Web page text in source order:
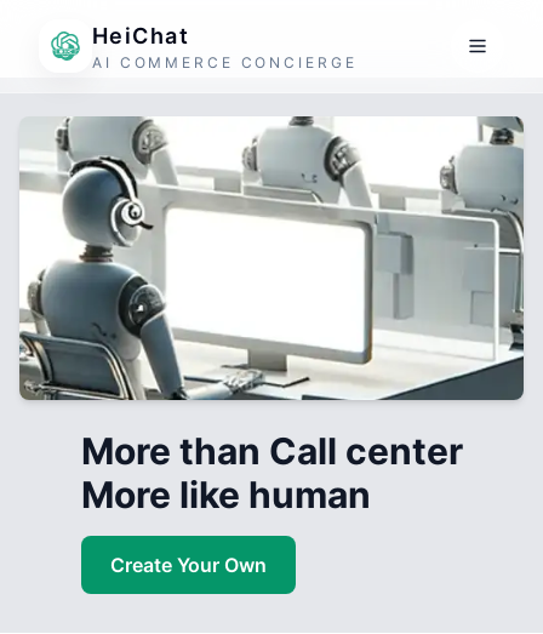
HeiChat
AI COMMERCE CONCIERGE
More than Call center
More like human
Create Your Own